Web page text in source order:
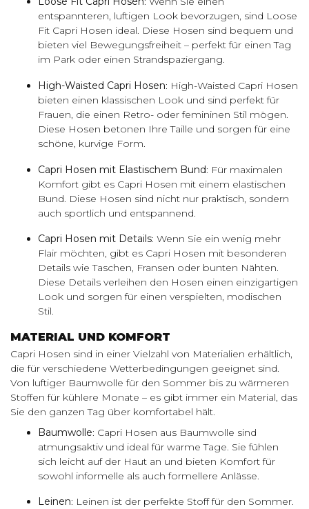
entspannteren, luftigen Look bevorzugen, sind Loose
Fit Capri Hosen ideal. Diese Hosen sind bequem und
bieten viel Bewegungsfreiheit – perfekt für einen Tag
im Park oder einen Strandspaziergang.
High-Waisted Capri Hosen: High-Waisted Capri Hosen
bieten einen klassischen Look und sind perfekt für
Frauen, die einen Retro- oder femininen Stil mögen.
Diese Hosen betonen Ihre Taille und sorgen für eine
schöne, kurvige Form.
Capri Hosen mit Elastischem Bund: Für maximalen
Komfort gibt es Capri Hosen mit einem elastischen
Bund. Diese Hosen sind nicht nur praktisch, sondern
auch sportlich und entspannend.
Capri Hosen mit Details: Wenn Sie ein wenig mehr
Flair möchten, gibt es Capri Hosen mit besonderen
Details wie Taschen, Fransen oder bunten Nähten.
Diese Details verleihen den Hosen einen einzigartigen
Look und sorgen für einen verspielten, modischen
Stil.
MATERIAL UND KOMFORT
Capri Hosen sind in einer Vielzahl von Materialien erhältlich,
die für verschiedene Wetterbedingungen geeignet sind.
Von luftiger Baumwolle für den Sommer bis zu wärmeren
Stoffen für kühlere Monate – es gibt immer ein Material, das
Sie den ganzen Tag über komfortabel hält.
Baumwolle: Capri Hosen aus Baumwolle sind
atmungsaktiv und ideal für warme Tage. Sie fühlen
sich leicht auf der Haut an und bieten Komfort für
sowohl informelle als auch formellere Anlässe.
Leinen: Leinen ist der perfekte Stoff für den Sommer.